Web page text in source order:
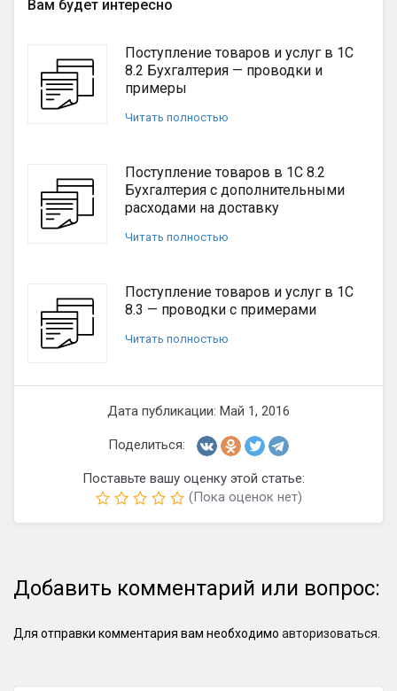
Вам будет интересно
Поступление товаров и услуг в 1С
8.2 Бухгалтерия — проводки и
примеры
Читать полностью
Поступление товаров в 1С 8.2
Бухгалтерия с дополнительными
расходами на доставку
Читать полностью
Поступление товаров и услуг в 1С
8.3 — проводки с примерами
Читать полностью
Дата публикации: Май 1, 2016
Поделиться:
Поставьте вашу оценку этой статье:
(Пока оценок нет)
Добавить комментарий или вопрос:
Для отправки комментария вам необходимо авторизоваться